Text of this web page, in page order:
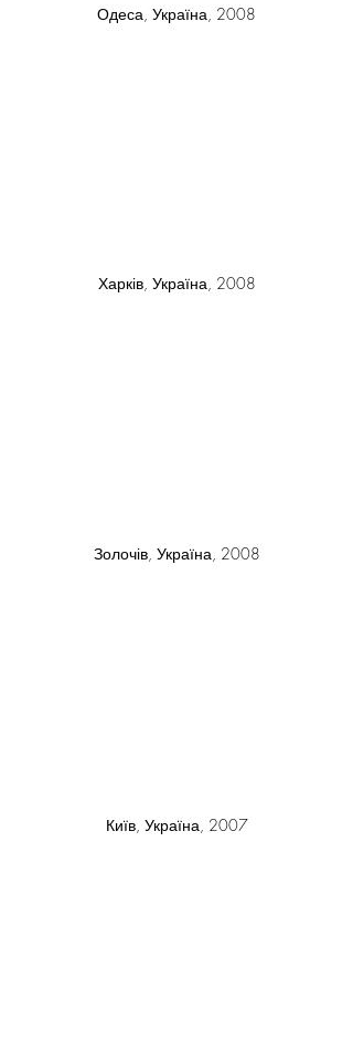
Одеса, Україна, 2008
Харків, Україна, 2008
Золочів, Україна, 2008
Київ, Україна, 2007